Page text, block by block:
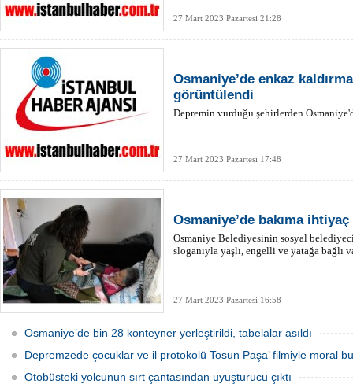
27 Mart 2023 Pazartesi 21:28
Osmaniye’de enkaz
görüntülendi
Depremin vurduğu şehirlerden
27 Mart 2023 Pazartesi 17:48
Osmaniye’de bakıma
Osmaniye Belediyesinin sosyal
sloganıyla yaşlı, engelli ve yatağa bağlı
27 Mart 2023 Pazartesi 16:58
Osmaniye’de bin 28 konteyner yerleştirildi, tabelalar asıldı
Depremzede çocuklar ve il protokolü Tosun Paşa’ filmiyle moral
Otobüsteki yolcunun sırt çantasından uyuşturucu çıktı